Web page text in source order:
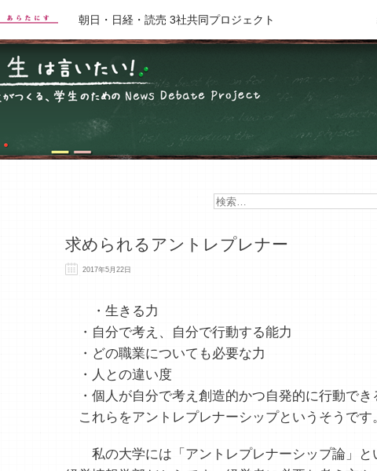
朝日・日経・読売 3社共同プロジェクト
求められるアントレプレナー
2017年5月22日
・生きる力
・自分で考え、自分で行動する能力
・どの職業についても必要な力
・人との違い度
・個人が自分で考え創造的かつ自発的に行動で
これらをアントレプレナーシップというそうです
私の大学には「アントレプレナーシップ論」